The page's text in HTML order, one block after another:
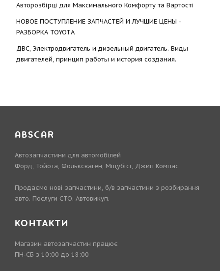
Авторозбірці для Максимального Комфорту та Вартості
НОВОЕ ПОСТУПЛЕНИЕ ЗАПЧАСТЕЙ И ЛУЧШИЕ ЦЕНЫ -
РАЗБОРКА TOYOTА
ДВС, Электродвигатель и дизельный двигатель. Виды
двигателей, принцип работы и история создания.
ABSCAR
Автозапчастини для автомобілей
Форд, Тойота, Фольксваген, Міцубісі, Джип Компас
Продаємо нові запчастини, б/в запчастини з розбирання
авто. Послуги СТО. Автовикуп.
КОНТАКТИ
Магазин автозапчастин працює
ПН-СБ з 10:00 до 18:00